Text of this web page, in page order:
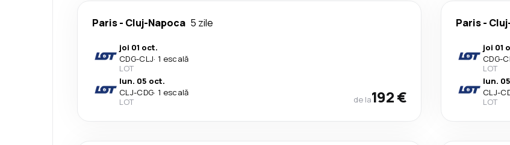
Paris- Cluj-Napoca 5 zile
joi 01 oct.
CDG-CLJ· 1 escală
LOT
lun. 05 oct.
CLJ-CDG· 1 escală
LOT
de la192 €
Paris-
joi 01
CDG-
LOT
lun.
CLJ-
LOT